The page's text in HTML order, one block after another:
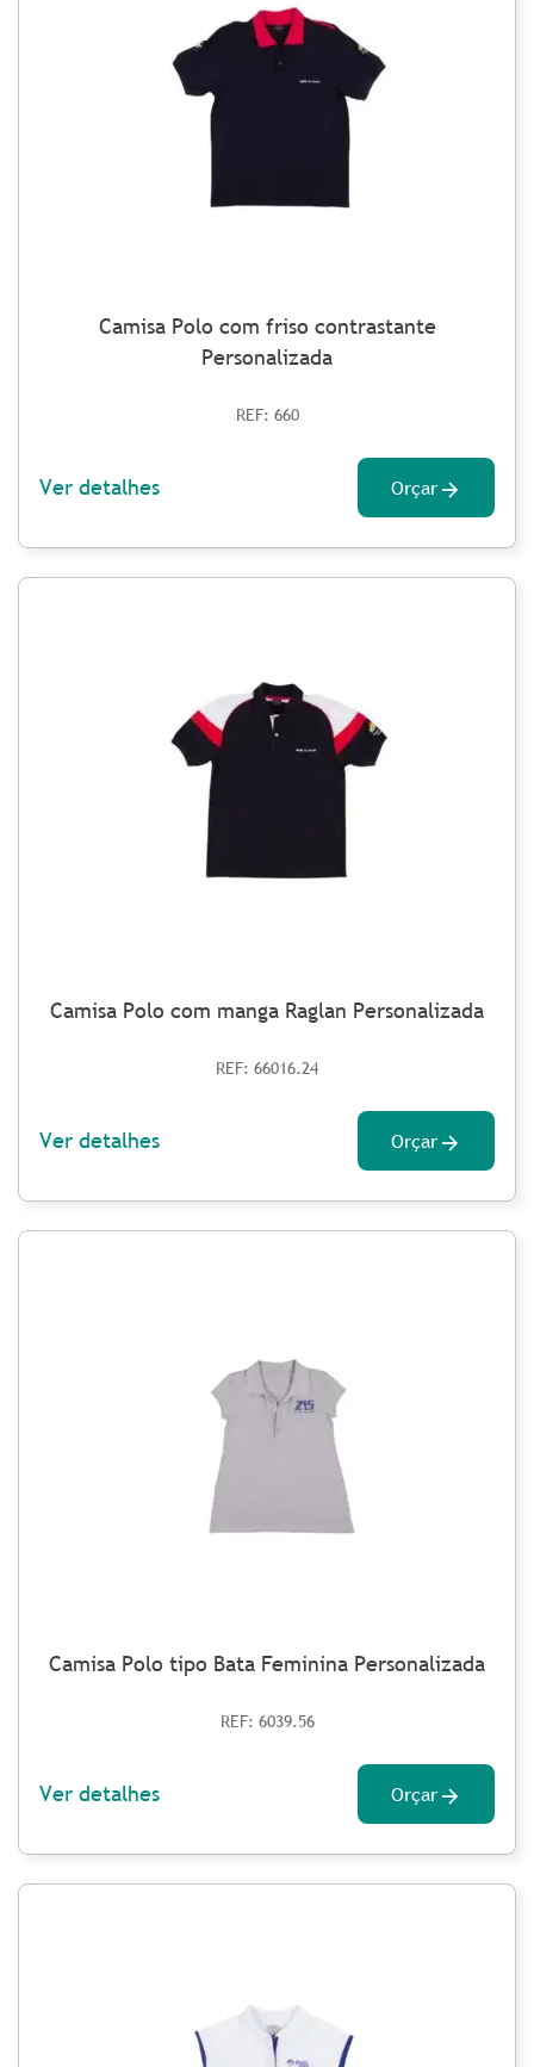
Camisa Polo com friso contrastante
Personalizada
REF: 660
Ver detalhes Orçar
Camisa Polo com manga Raglan Personalizada
REF: 66016.24
Ver detalhes Orçar
Camisa Polo tipo Bata Feminina Personalizada
REF: 6039.56
Ver detalhes Orçar